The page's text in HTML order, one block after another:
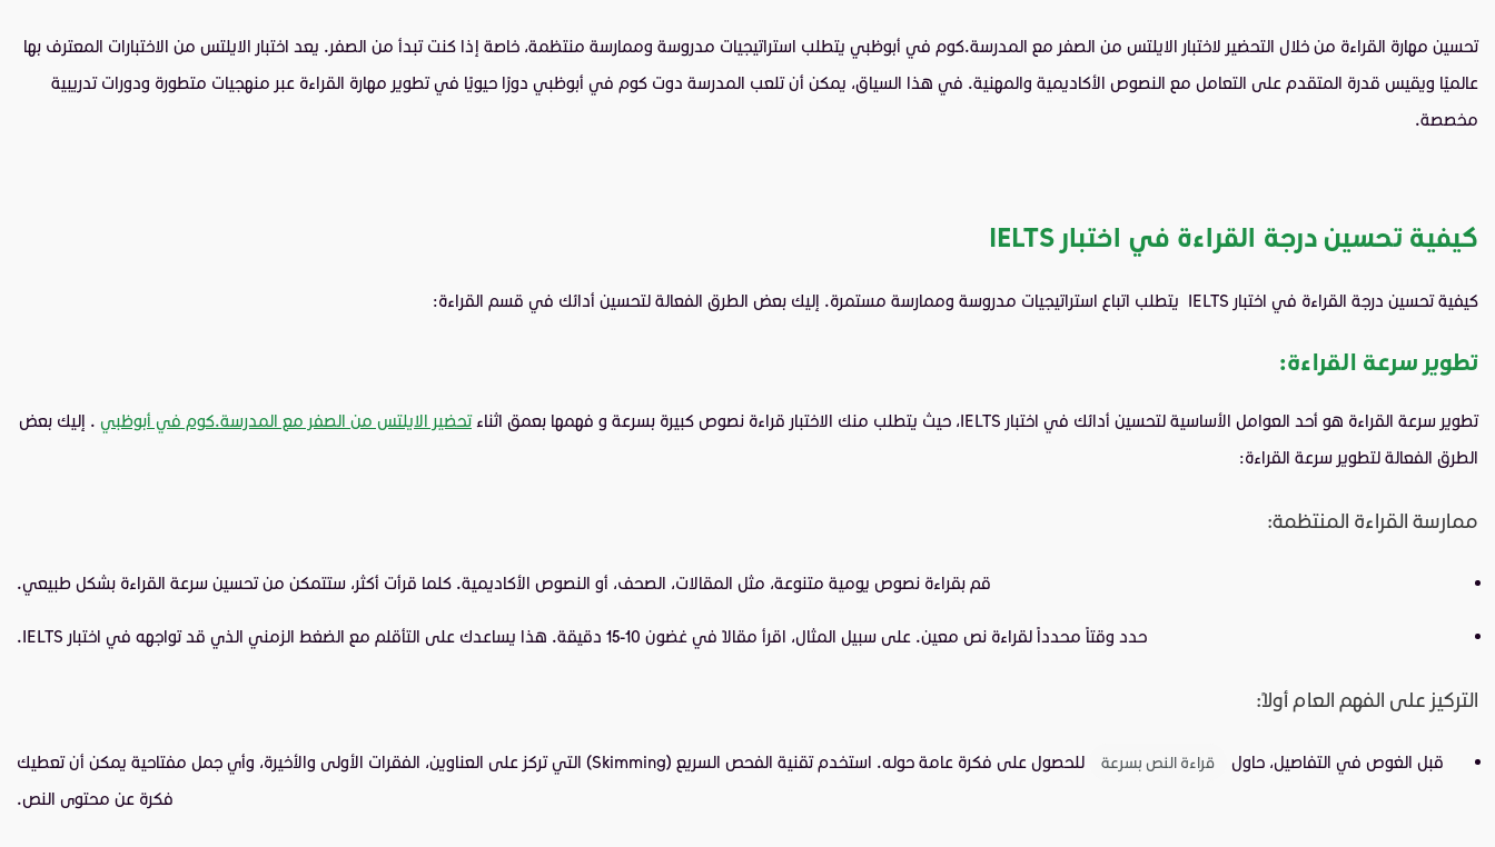
تحسين مهارة القراءة من خلال التحضير لاختبار الايلتس من الصفر مع المدرسة.كوم في أبوظبي يتطلب استراتيجيات مدروسة وممارسة منتظمة، خاصة إذا كنت تبدأ من الصفر. يعد اختبار الايلتس من الاختبارات المعترف بها
عالميًا ويقيس قدرة المتقدم على التعامل مع النصوص الأكاديمية والمهنية. في هذا السياق، يمكن أن تلعب المدرسة دوت كوم في أبوظبي دورًا حيويًا في تطوير مهارة القراءة عبر منهجيات متطورة ودورات تدريبية
مخصصة.
كيفية تحسين درجة القراءة في اختبار IELTS
كيفية تحسين درجة القراءة في اختبار IELTS يتطلب اتباع استراتيجيات مدروسة وممارسة مستمرة. إليك بعض الطرق الفعالة لتحسين أدائك في قسم القراءة:
تطوير سرعة القراءة:
تطوير سرعة القراءة هو أحد العوامل الأساسية لتحسين أدائك في اختبار IELTS، حيث يتطلب منك الاختبار قراءة نصوص كبيرة بسرعة و فهمها بعمق اثناء تحضير الايلتس من الصفر مع المدرسة.كوم في أبوظبي . إليك بعض
الطرق الفعالة لتطوير سرعة القراءة:
ممارسة القراءة المنتظمة:
قم بقراءة نصوص يومية متنوعة، مثل المقالات، الصحف، أو النصوص الأكاديمية. كلما قرأت أكثر، ستتمكن من تحسين سرعة القراءة بشكل طبيعي.
حدد وقتاً محدداً لقراءة نص معين. على سبيل المثال، اقرأ مقالاً في غضون 10-15 دقيقة. هذا يساعدك على التأقلم مع الضغط الزمني الذي قد تواجهه في اختبار IELTS.
التركيز على الفهم العام أولاً:
قبل الغوص في التفاصيل، حاول قراءة النص بسرعة
للحصول على فكرة عامة حوله. استخدم تقنية الفحص السريع (Skimming) التي تركز على العناوين، الفقرات الأولى والأخيرة، وأي جمل مفتاحية يمكن أن تعطيك
فكرة عن محتوى النص.